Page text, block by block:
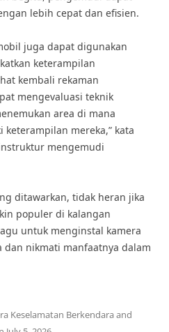
lebih cepat dan efisien.
juga dapat digunakan
keterampilan
kembali rekaman
mengevaluasi teknik
area di mana
mereka,” kata
mengemudi
ditawarkan, tidak heran jika
populer di kalangan
untuk menginstal kamera
nikmati manfaatnya dalam
Keselamatan Berkendara and